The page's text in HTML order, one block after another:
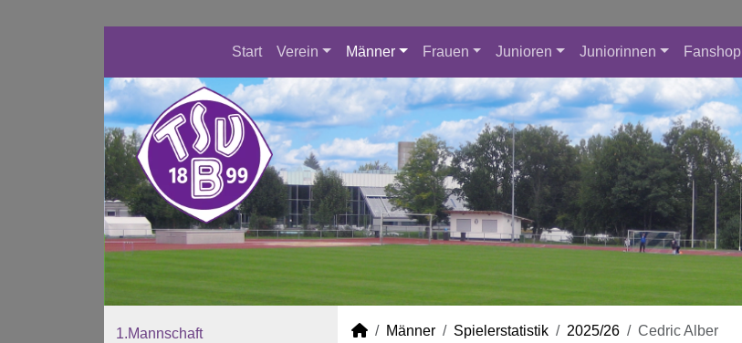
Start Verein Männer Frauen Junioren Juniorinnen Fanshop
1.Mannschaft Männer Spielerstatistik 2025/26 Cedric Alber